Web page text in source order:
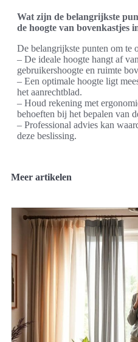
Wat zijn de belangrijkste
de hoogte van bovenkastjes
De belangrijkste punten om te
– De ideale hoogte hangt af
gebruikershoogte en ruimte
– Een optimale hoogte ligt
het aanrechtblad.
– Houd rekening met
behoeften bij het bepalen van
– Professional advies kan
deze beslissing.
Meer artikelen